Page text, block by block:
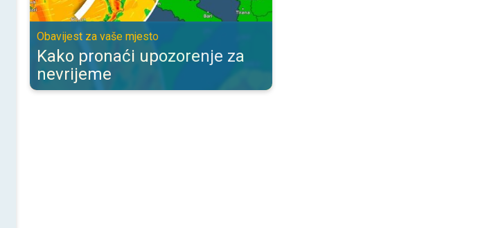
Obavijest za vaše mjesto
Kako pronaći upozorenje za
nevrijeme